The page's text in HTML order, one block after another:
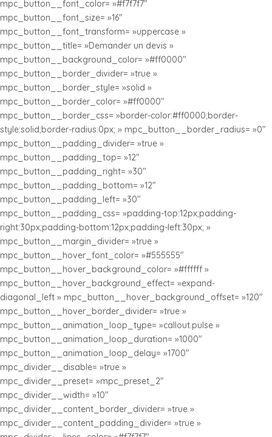
mpc_button__font_color= »#f7f7f7″
mpc_button__font_size= »16″
mpc_button__font_transform= »uppercase »
mpc_button__title= »Demander un devis »
mpc_button__background_color= »#ff0000″
mpc_button__border_divider= »true »
mpc_button__border_style= »solid »
mpc_button__border_color= »#ff0000″
mpc_button__border_css= »border-color:#ff0000;border-
style:solid;border-radius:0px; » mpc_button__border_radius= »0″
mpc_button__padding_divider= »true »
mpc_button__padding_top= »12″
mpc_button__padding_right= »30″
mpc_button__padding_bottom= »12″
mpc_button__padding_left= »30″
mpc_button__padding_css= »padding-top:12px;padding-
right:30px;padding-bottom:12px;padding-left:30px; »
mpc_button__margin_divider= »true »
mpc_button__hover_font_color= »#555555″
mpc_button__hover_background_color= »#ffffff »
mpc_button__hover_background_effect= »expand-
diagonal_left » mpc_button__hover_background_offset= »120″
mpc_button__hover_border_divider= »true »
mpc_button__animation_loop_type= »callout.pulse »
mpc_button__animation_loop_duration= »1000″
mpc_button__animation_loop_delay= »1700″
mpc_divider__disable= »true »
mpc_divider__preset= »mpc_preset_2″
mpc_divider__width= »10″
mpc_divider__content_border_divider= »true »
mpc_divider__content_padding_divider= »true »